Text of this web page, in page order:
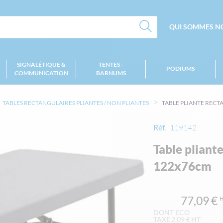
QUI SOMMES
SIGNALÉTIQUE &
COMMUNICATION
TENTES -
BARNUMS
PODIUMS
TABLES RECTANGULAIRES PLIANTES / NON PLIANTES TABLE PLIANTE
Réf. 119142
Table
122x76cm
77,09 €
2,09 €